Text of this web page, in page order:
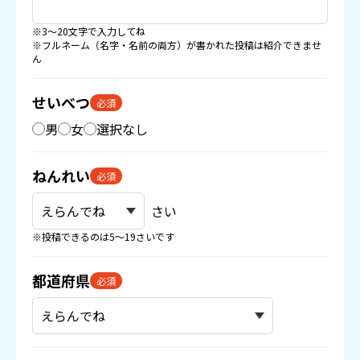
※3〜20文字で入力してね
※フルネーム（名字・名前の両方）が書かれた投稿は紹介できませ
ん
せいべつ 必須
男 女 選択なし
ねんれい 必須
さい
※投稿できるのは5〜19さいです
都道府県 必須